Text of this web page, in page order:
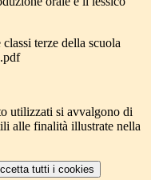
terze della scuola
utilizzati si avvalgono di
alle finalità illustrate nella
tutti i cookies